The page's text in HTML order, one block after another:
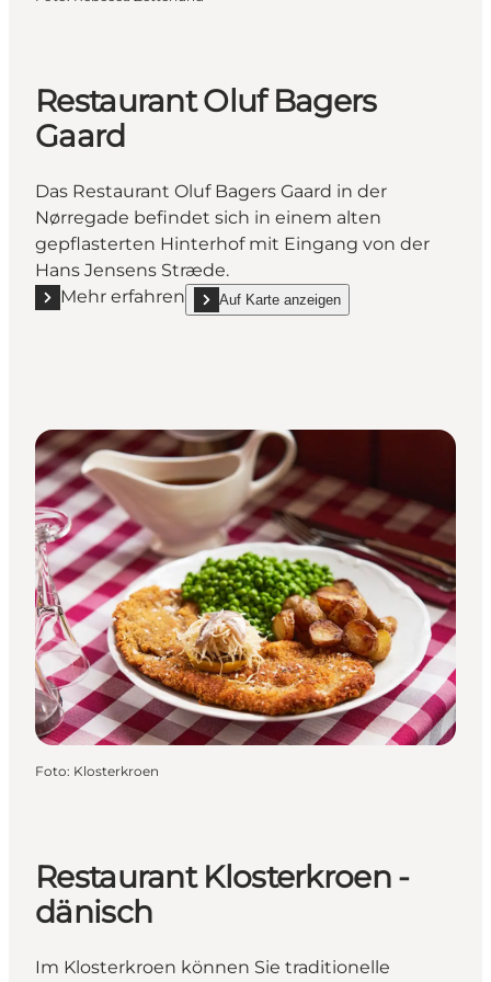
Restaurant Oluf Bagers
Gaard
Das Restaurant Oluf Bagers Gaard in der
Nørregade befindet sich in einem alten
gepflasterten Hinterhof mit Eingang von der
Hans Jensens Stræde.
Mehr erfahren
Mehr erfahren "Restaurant Oluf Bagers Gaard"
Auf Karte anzeigen
show Restaurant Oluf Bagers Gaard on_map
Foto: Klosterkroen
Restaurant Klosterkroen -
dänisch
Im Klosterkroen können Sie traditionelle